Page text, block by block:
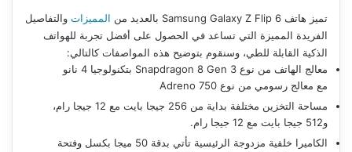
تميز هاتف Samsung Galaxy Z Flip 6 بالعديد من المميزات والتفاصيل
الفريدة المميزة التي تساعد في الحصول على أفضل تجربة للهواتف
الذكية القابلة للطي، وسنقوم بتوضيح هذه المواصفات كالتالي:
معالج الهاتف من نوع Snapdragon 8 Gen 3 بتكنولوجيا 4 نانو
مع معالج رسومي من نوع Adreno 750
مساحة التخزين مختلفة بداية من 256 جيجا بايت مع 12 جيجا رام،
و512 جيجا بايت مع 12 جيجا رام.
الكاميرا خلفية مزدوجة الرئيسية تأتي بدقة 50 ميجا بكسل وفتحة